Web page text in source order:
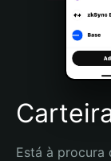
Português (Brasil)
Español
Está à procura